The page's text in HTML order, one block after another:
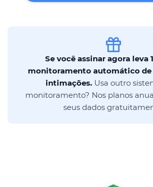
Se você assinar agora leva
monitoramento automático de
intimações. Usa outro
monitoramento? Nos planos
seus dados